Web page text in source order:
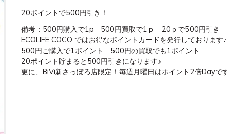
20ポイントで500円引き！
備考：500円購入で1p 500円買取で1ｐ 20ｐで500円引き
ECOLIFE COCO ではお得なポイントカードを発行しております♪
500円ご購入で1ポイント　500円の買取でも1ポイント
20ポイント貯まると500円引きになります♪
更に、BiVi新さっぽろ店限定！毎週月曜日はポイント2倍Dayで